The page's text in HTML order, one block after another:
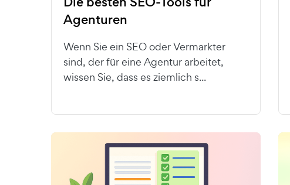
Agenturen
Wenn Sie ein SEO oder Vermarkter
sind, der für eine Agentur arbeitet,
wissen Sie, dass es ziemlich s...